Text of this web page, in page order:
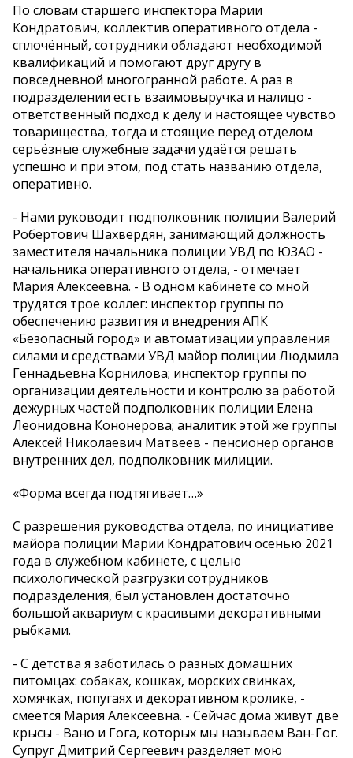
По словам старшего инспектора Марии
Кондратович, коллектив оперативного отдела -
сплочённый, сотрудники обладают необходимой
квалификаций и помогают друг другу в
повседневной многогранной работе. А раз в
подразделении есть взаимовыручка и налицо -
ответственный подход к делу и настоящее чувство
товарищества, тогда и стоящие перед отделом
серьёзные служебные задачи удаётся решать
успешно и при этом, под стать названию отдела,
оперативно.
- Нами руководит подполковник полиции Валерий
Робертович Шахвердян, занимающий должность
заместителя начальника полиции УВД по ЮЗАО -
начальника оперативного отдела, - отмечает
Мария Алексеевна. - В одном кабинете со мной
трудятся трое коллег: инспектор группы по
обеспечению развития и внедрения АПК
«Безопасный город» и автоматизации управления
силами и средствами УВД майор полиции Людмила
Геннадьевна Корнилова; инспектор группы по
организации деятельности и контролю за работой
дежурных частей подполковник полиции Елена
Леонидовна Кононерова; аналитик этой же группы
Алексей Николаевич Матвеев - пенсионер органов
внутренних дел, подполковник милиции.
«Форма всегда подтягивает…»
С разрешения руководства отдела, по инициативе
майора полиции Марии Кондратович осенью 2021
года в служебном кабинете, с целью
психологической разгрузки сотрудников
подразделения, был установлен достаточно
большой аквариум с красивыми декоративными
рыбками.
- С детства я заботилась о разных домашних
питомцах: собаках, кошках, морских свинках,
хомячках, попугаях и декоративном кролике, -
смеётся Мария Алексеевна. - Сейчас дома живут две
крысы - Вано и Гога, которых мы называем Ван-Гог.
Супруг Дмитрий Сергеевич разделяет мою